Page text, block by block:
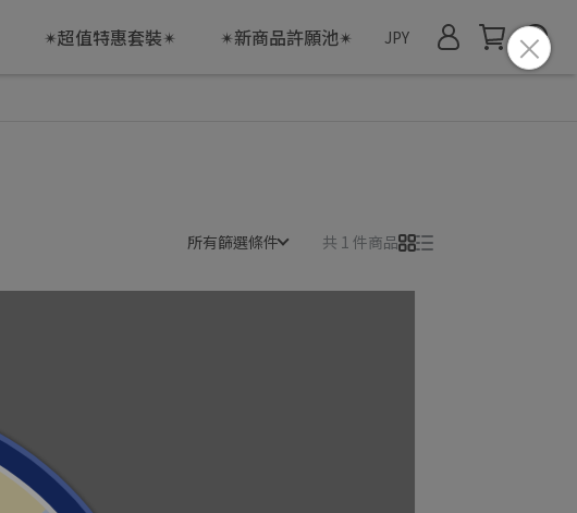
✴超值特惠套裝✴ ✴新商品許願池✴ JPY
所有篩選條件 共 1 件商品